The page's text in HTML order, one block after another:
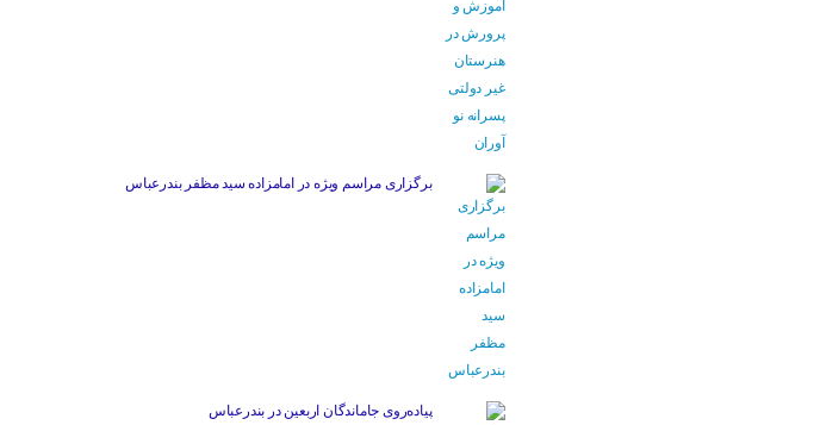
برگزاری مراسم ویژه در امامزاده سید مظفر بندرعباس
پیاده‌روی جاماندگان اربعین در بندرعباس